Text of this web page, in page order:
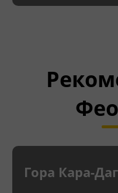
Гора Кара-Даг